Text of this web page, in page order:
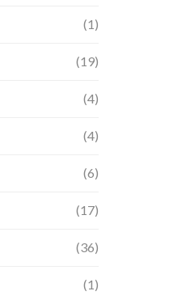
(1)
(19)
(4)
(4)
(6)
(17)
(36)
(1)